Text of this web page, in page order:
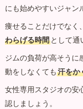
にも始めやすいジャン
痩せることだけでなく、
わらげる時間 として通
ジムの負荷が高そうに
動をしなくても 汗をか
女性専用スタジオの安
認しましょう。